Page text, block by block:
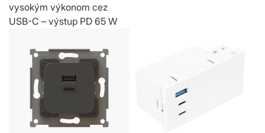
vysokým výkonom cez
USB-C – výstup PD 65 W